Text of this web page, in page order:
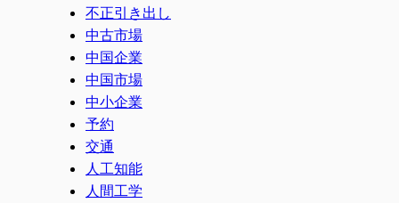
不正引き出し
中古市場
中国企業
中国市場
中小企業
予約
交通
人工知能
人間工学